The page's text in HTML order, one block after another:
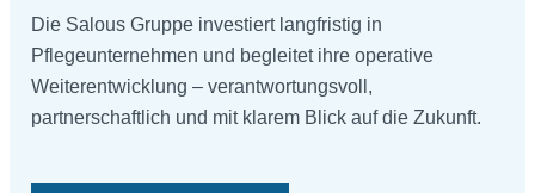
Die Salous Gruppe investiert langfristig in
Pflegeunternehmen und begleitet ihre operative
Weiterentwicklung – verantwortungsvoll,
partnerschaftlich und mit klarem Blick auf die Zukunft.